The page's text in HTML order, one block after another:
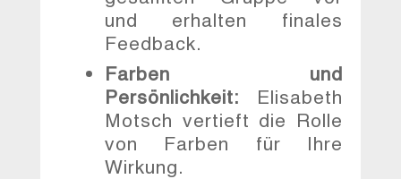
und erhalten finales
Feedback.
Farben und
Persönlichkeit: Elisabeth
Motsch vertieft die Rolle
von Farben für Ihre
Wirkung.